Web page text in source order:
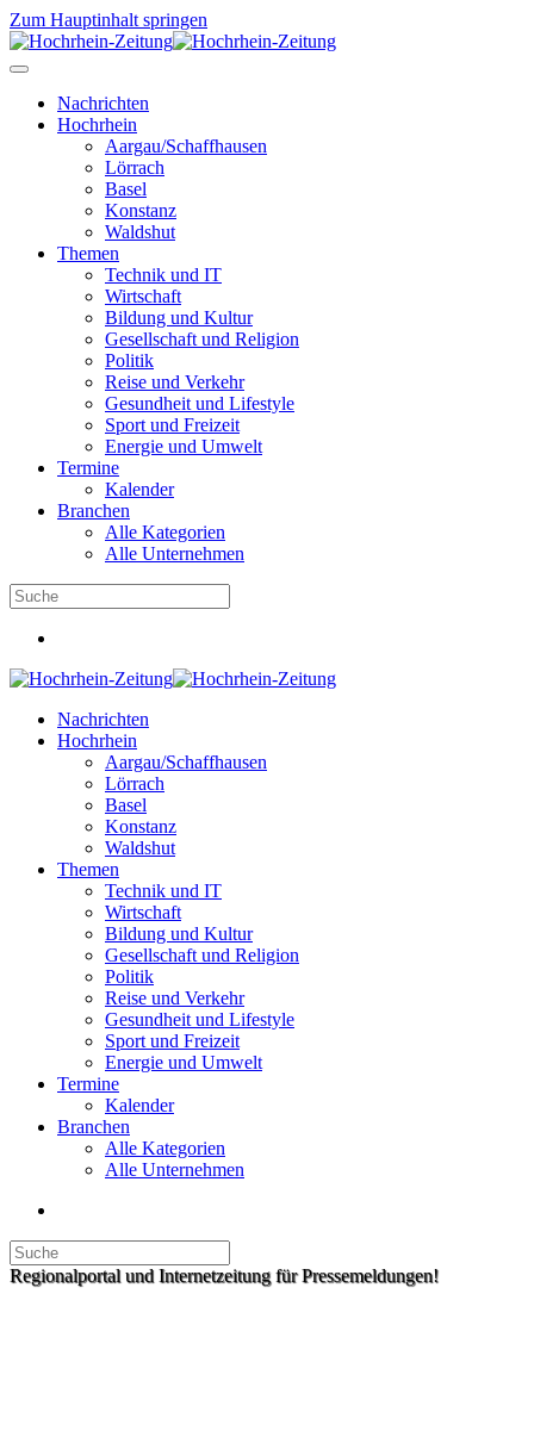
Zum Hauptinhalt springen
Nachrichten
Hochrhein
Aargau/Schaffhausen
Lörrach
Basel
Konstanz
Waldshut
Themen
Technik und IT
Wirtschaft
Bildung und Kultur
Gesellschaft und Religion
Politik
Reise und Verkehr
Gesundheit und Lifestyle
Sport und Freizeit
Energie und Umwelt
Termine
Kalender
Branchen
Alle Kategorien
Alle Unternehmen
Nachrichten
Hochrhein
Aargau/Schaffhausen
Lörrach
Basel
Konstanz
Waldshut
Themen
Technik und IT
Wirtschaft
Bildung und Kultur
Gesellschaft und Religion
Politik
Reise und Verkehr
Gesundheit und Lifestyle
Sport und Freizeit
Energie und Umwelt
Termine
Kalender
Branchen
Alle Kategorien
Alle Unternehmen
Regionalportal und Internetzeitung für Pressemeldungen!